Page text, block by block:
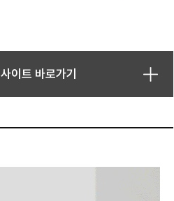
사이트 바로가기